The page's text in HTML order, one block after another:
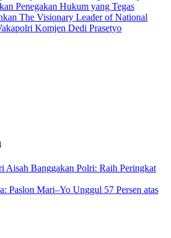
Penegakan Hukum yang Tegas
The Visionary Leader of National
Komjen Dedi Prasetyo
Aisah Banggakan Polri: Raih Peringkat
Paslon Mari–Yo Unggul 57 Persen atas